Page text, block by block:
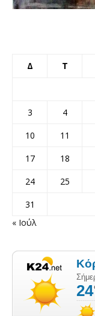
Δ Τ
3
4
10
11
17
18
24
25
31
« Ιούλ